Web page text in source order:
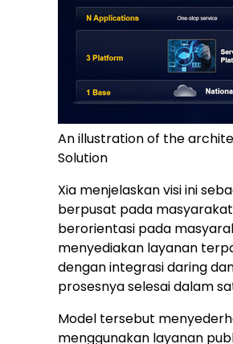
An illustration of the
Solution
Xia menjelaskan visi ini
berpusat pada
berorientasi pada
menyediakan layanan
dengan integrasi daring
prosesnya selesai dalam
Model tersebut
menggunakan layanan